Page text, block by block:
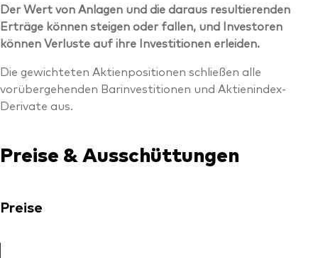
Der Wert von Anlagen und die daraus resultierenden
Erträge können steigen oder fallen, und Investoren
können Verluste auf ihre Investitionen erleiden.
Die gewichteten Aktienpositionen schließen alle
vorübergehenden Barinvestitionen und Aktienindex-
Derivate aus.
Preise & Ausschüttungen
Preise